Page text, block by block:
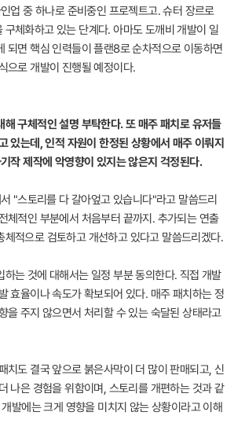
업 중 하나로 준비중인 프로젝트고. 슈터 장르로
구체화하고 있는 단계다. 아마도 도깨비 개발이 일
되면 핵심 인력들이 플랜8로 순차적으로 이동하면
으로 개발이 진행될 예정이다.
해 구체적인 설명 부탁한다. 또 매주 패치로 유저들
있는데, 인적 자원이 한정된 상황에서 매주 이뤄지
작 제작에 악영향이 있지는 않은지 걱정된다.
"스토리를 다 갈아엎고 있습니다"라고 말씀드리
체적인 부분에서 처음부터 끝까지. 추가되는 연출
체적으로 검토하고 개선하고 있다고 말씀드리겠다.
하는 것에 대해서는 일정 부분 동의한다. 직접 개발
효율이나 속도가 확보되어 있다. 매주 패치하는 정
을 주지 않으면서 처리할 수 있는 숙달된 상태라고
치도 결국 앞으로 붉은사막이 더 많이 판매되고, 신
나은 경험을 위함이며, 스토리를 개편하는 것과 같
발에는 크게 영향을 미치지 않는 상황이라고 이해